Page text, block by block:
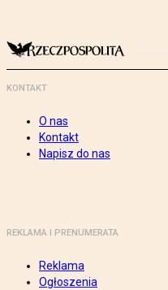
KONTAKT
O nas
Kontakt
Napisz do nas
REKLAMA I PRENUMERATA
Reklama
Ogłoszenia